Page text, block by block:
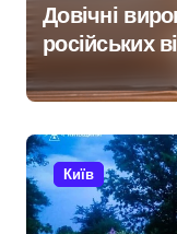
Довічні
російських
Київщині
Київ